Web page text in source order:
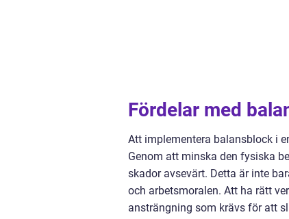
Fördelar med
Att implementera balansblock i
Genom att minska den fysiska
skador avsevärt. Detta är inte
och arbetsmoralen. Att ha rätt
ansträngning som krävs för att